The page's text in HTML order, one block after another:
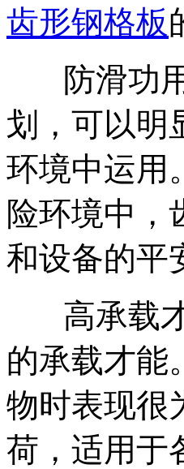
齿形钢格板
防滑功
划，可以明
环境中运用
险环境中，
和设备的平
高承载
的承载才能
物时表现很
荷，适用于